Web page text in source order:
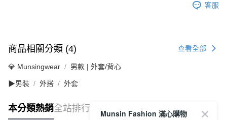
客服
商品相關分類 (4) 查看全部
💎 Munsingwear 男款 | 外套/背心
▶男裝 外搭 外套
本分類熱銷全站排行
Munsin Fashion 滿心購物